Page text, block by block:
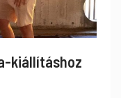
kiállításhoz